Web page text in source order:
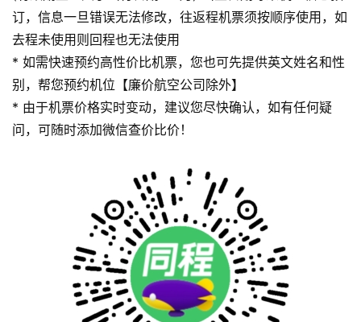
订，信息一旦错误无法修改，往返程机票须按顺序使用，如
去程未使用则回程也无法使用
* 如需快速预约高性价比机票，您也可先提供英文姓名和性
别，帮您预约机位【廉价航空公司除外】
* 由于机票价格实时变动，建议您尽快确认，如有任何疑
问，可随时添加微信查价比价！